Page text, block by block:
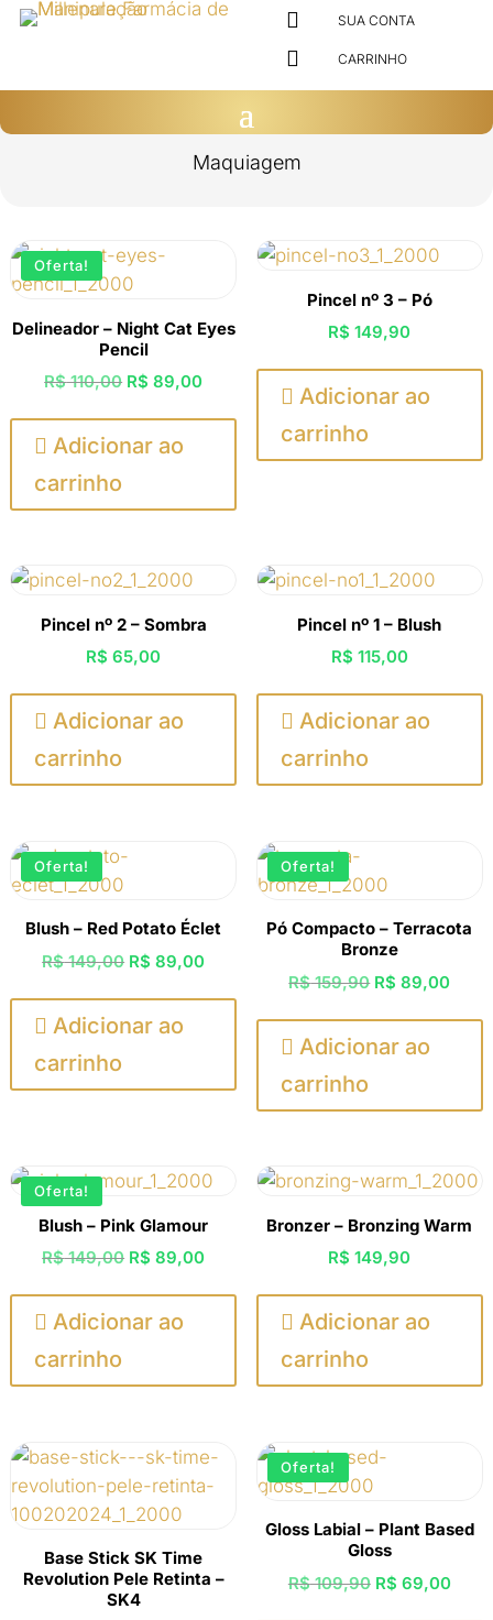
 SUA CONTA
 CARRINHO
Maquiagem
Oferta!
Delineador – Night Cat Eyes
Pencil
R$110,00 O
original
R$ 89,00O
 Adicionar ao
carrinho
Pincel nº 3 – Pó
R$ 149,90
 Adicionar ao
carrinho
Pincel nº 2 – Sombra
R$ 65,00
 Adicionar ao
carrinho
Pincel nº 1 – Blush
R$ 115,00
 Adicionar ao
carrinho
Oferta!
Blush – Red Potato Éclet
R$149,00 O
original
R$ 89,00O
R$ 89,00.
 Adicionar ao
carrinho
Oferta!
Pó Compacto – Terracota
Bronze
R$159,90 O
original
R$ 89,00O
 Adicionar ao
carrinho
Oferta!
Blush – Pink Glamour
R$149,00 O
original
R$ 89,00O
R$ 89,00.
 Adicionar ao
carrinho
Bronzer – Bronzing Warm
R$ 149,90
 Adicionar ao
carrinho
Base Stick SK Time
Revolution Pele Retinta –
SK4
Oferta!
Gloss Labial – Plant Based
Gloss
R$109,90 O
R$ 69,00O